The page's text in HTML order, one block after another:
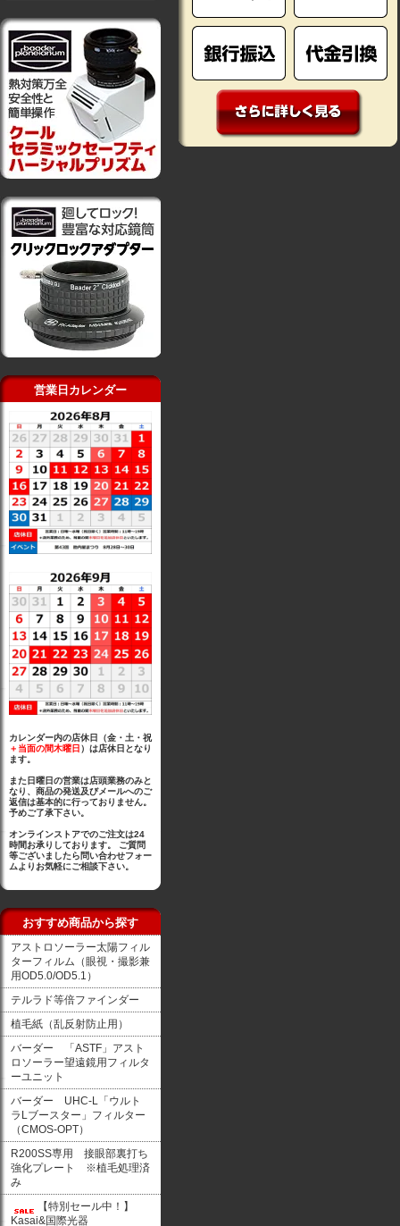
営業日カレンダー
カレンダー内の店休日（金・土・祝
＋当面の間木曜日 ）は店休日となり
ます。
また日曜日の営業は店頭業務のみと
なり、商品の発送及びメールへのご
返信は基本的に行っておりません。
予めご了承下さい。
オンラインストアでのご注文は24
時間お承りしております。 ご質問
等ございましたら問い合わせフォー
ムよりお気軽にご相談下さい。
おすすめ商品から探す
アストロソーラー太陽フィル
ターフィルム（眼視・撮影兼
用OD5.0/OD5.1）
テルラド等倍ファインダー
植毛紙（乱反射防止用）
バーダー 「ASTF」アスト
ロソーラー望遠鏡用フィルタ
ーユニット
バーダー UHC-L「ウルト
ラLブースター」フィルター
（CMOS-OPT）
R200SS専用 接眼部裏打ち
強化プレート ※植毛処理済
み
【特別セール中！】
Kasai&国際光器